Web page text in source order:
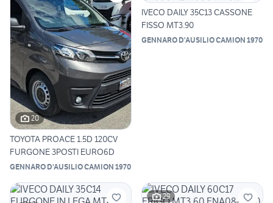
20
TOYOTA PROACE 1.5D 120CV
FURGONE 3POSTI EURO6D
GENNARO D'AUSILIO CAMION 1970
IVECO DAILY 35C13 CASSONE
FISSO MT3.90
GENNARO D'AUSILIO CAMION 1970
29